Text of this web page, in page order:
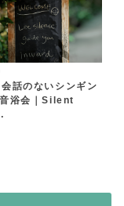
話のないシンギン
浴会｜Silent